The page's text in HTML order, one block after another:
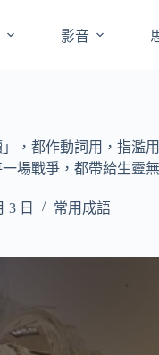
影音
，都作動詞用，指
場戰爭，都帶給生靈
3 日 常用成語